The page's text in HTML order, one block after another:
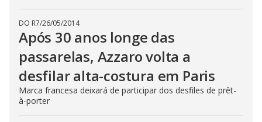
DO R7/26/05/2014
Após 30 anos longe das
passarelas, Azzaro volta a
desfilar alta-costura em Paris
Marca francesa deixará de participar dos desfiles de prêt-
à-porter